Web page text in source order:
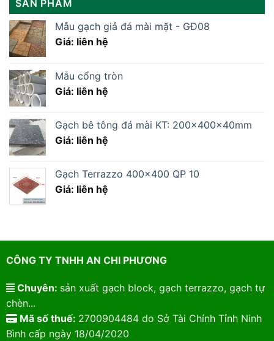
SẢN PHẨM
Mẫu gạch giả đá mài mặt - GĐ08
Giá: liên hệ
Mẫu cổng tròn
Giá: liên hệ
Gạch bê tông đá mài KT: 200x400x40mm
Giá: liên hệ
Gạch Terrazzo 400×400 QP 10
Giá: liên hệ
CÔNG TY TNHH AN CHI PHƯƠNG
Chuyên: sản xuất gạch block, gạch terrazzo, gạch tự
chèn...
Mã số thuế: 2700904484 do Sở Tài Chính Tỉnh Ninh
Bình cấp ngày 18/04/2020